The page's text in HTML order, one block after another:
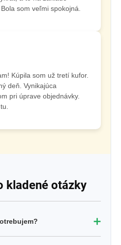
som veľmi spokojná.
Kúpila som už tretí kufor.
deň. Vynikajúca
pri úprave objednávky.
kladené otázky
➕